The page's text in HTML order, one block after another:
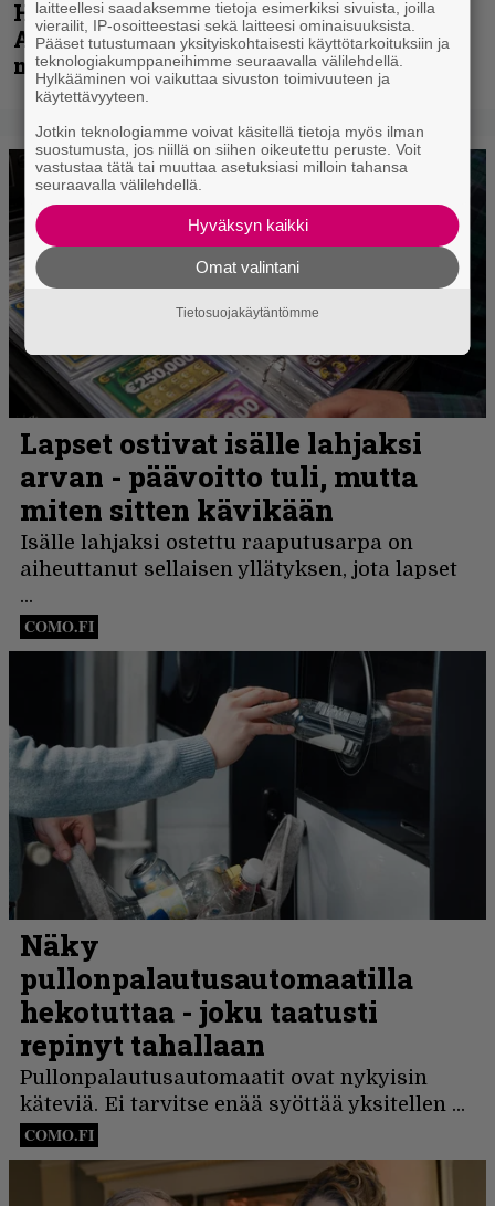
Hellsinki Metal Festival kuvina, osa 1 –
Accept, Carcass, Black Label Society ja
muita avauspäivän esiintyjiä
laitteellesi saadaksemme tietoja esimerkiksi sivuista, joilla
vierailit, IP-osoitteestasi sekä laitteesi ominaisuuksista.
Pääset tutustumaan yksityiskohtaisesti käyttötarkoituksiin ja
teknologiakumppaneihimme seuraavalla välilehdellä.
Hylkääminen voi vaikuttaa sivuston toimivuuteen ja
käytettävyyteen.
Jotkin teknologiamme voivat käsitellä tietoja myös ilman
suostumusta, jos niillä on siihen oikeutettu peruste. Voit
vastustaa tätä tai muuttaa asetuksiasi milloin tahansa
seuraavalla välilehdellä.
Hyväksyn kaikki
Omat valintani
Tietosuojakäytäntömme